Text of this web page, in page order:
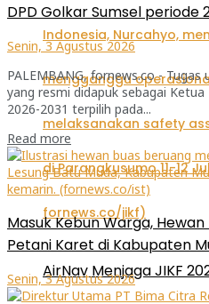
AirNav Menjaga JIKF
DPD Golkar Sumsel periode
Senin, 3 Agustus 2026
PALEMBANG, fornews.co -
yang resmi didapuk sebagai
2026-2031 terpilih pada...
Read more
Masuk Kebun Warga,
Petani Karet di Kabupaten
Senin, 3 Agustus 2026